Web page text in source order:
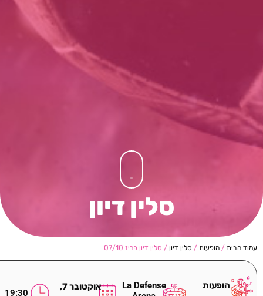
סלין דיון
עמוד הבית / הופעות / סלין דיון / סלין דיון פריז 07/10
הופעות
La Defense
אוקטובר 7,
19:30